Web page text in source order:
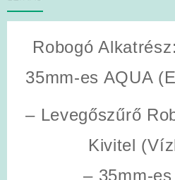
Robogó
35mm-es AQUA
– Levegőszűrő
Kivitel
– 35mm-